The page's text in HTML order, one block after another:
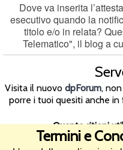
Dove va inserita
esecutivo quando la
titolo e/o in relata?
Telematico", il blog a
Visita il nuovodpForum,
porre i tuoi quesiti anche
Quanto ritieni
Termini e